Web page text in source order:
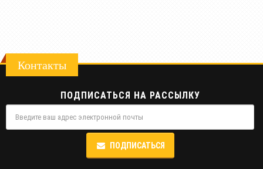
Контакты
ПОДПИСАТЬСЯ НА РАССЫЛКУ
ПОДПИСАТЬСЯ